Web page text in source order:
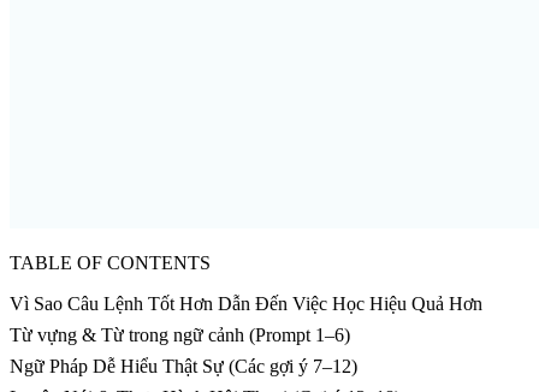
TABLE OF CONTENTS
Vì Sao Câu Lệnh Tốt Hơn Dẫn Đến Việc Học Hiệu Quả Hơn
Từ vựng & Từ trong ngữ cảnh (Prompt 1–6)
Ngữ Pháp Dễ Hiểu Thật Sự (Các gợi ý 7–12)